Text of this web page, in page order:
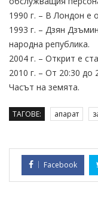
1990 г. – В Лондон е
1993 г. – Дзян
народна република.
2004 г. – Открит е
2010 г. – От 20:30 до
Часът на земята.
ТАГОВЕ: апарат
Facebook